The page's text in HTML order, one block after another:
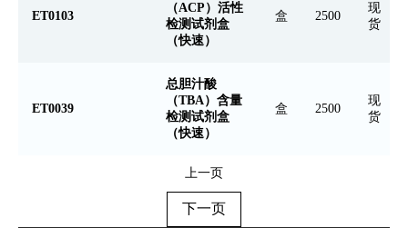
ET0103
（ACP）活性
检测试剂盒
（快速）
盒 2500
现
货
ET0039
总胆汁酸
（TBA）含量
检测试剂盒
（快速）
盒 2500
现
货
上一页
下一页